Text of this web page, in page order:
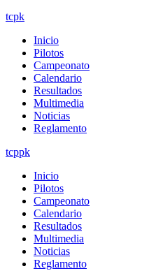
tcpk
Inicio
Pilotos
Campeonato
Calendario
Resultados
Multimedia
Noticias
Reglamento
tcppk
Inicio
Pilotos
Campeonato
Calendario
Resultados
Multimedia
Noticias
Reglamento